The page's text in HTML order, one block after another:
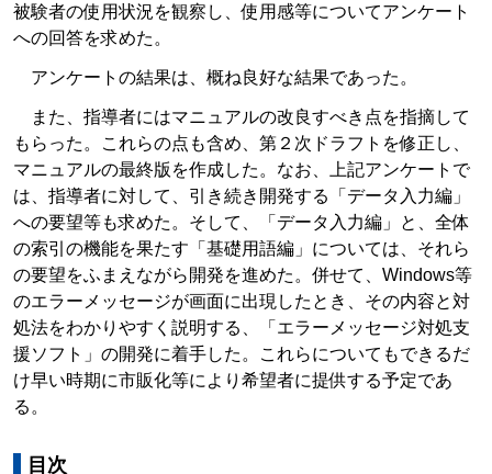
被験者の使用状況を観察し、使用感等についてアンケート
への回答を求めた。
アンケートの結果は、概ね良好な結果であった。
また、指導者にはマニュアルの改良すべき点を指摘して
もらった。これらの点も含め、第２次ドラフトを修正し、
マニュアルの最終版を作成した。なお、上記アンケートで
は、指導者に対して、引き続き開発する「データ入力編」
への要望等も求めた。そして、「データ入力編」と、全体
の索引の機能を果たす「基礎用語編」については、それら
の要望をふまえながら開発を進めた。併せて、Windows等
のエラーメッセージが画面に出現したとき、その内容と対
処法をわかりやすく説明する、「エラーメッセージ対処支
援ソフト」の開発に着手した。これらについてもできるだ
け早い時期に市販化等により希望者に提供する予定であ
る。
目次